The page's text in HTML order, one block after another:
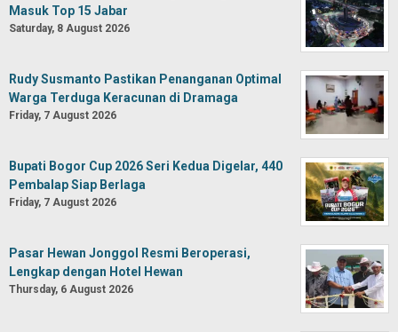
Masuk Top 15 Jabar
Saturday, 8 August 2026
Rudy Susmanto Pastikan Penanganan Optimal
Warga Terduga Keracunan di Dramaga
Friday, 7 August 2026
Bupati Bogor Cup 2026 Seri Kedua Digelar, 440
Pembalap Siap Berlaga
Friday, 7 August 2026
Pasar Hewan Jonggol Resmi Beroperasi,
Lengkap dengan Hotel Hewan
Thursday, 6 August 2026